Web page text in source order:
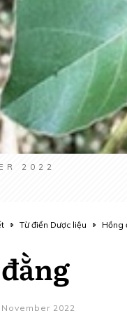
2022
Từ điển Dược liệu Hồng
November 2022